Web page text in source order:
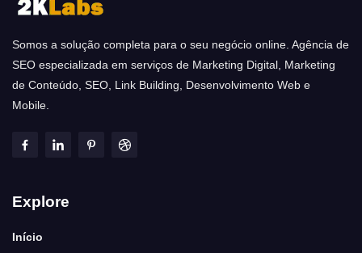
Somos a solução completa para o seu negócio online. Agência de
SEO especializada em serviços de Marketing Digital, Marketing
de Conteúdo, SEO, Link Building, Desenvolvimento Web e
Mobile.
Explore
Início